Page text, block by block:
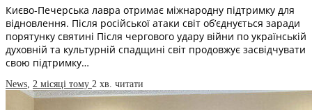
Києво-Печерська лавра отримає міжнародну підтримку для
відновлення. Після російської атаки світ об’єднується заради
порятунку святині Після чергового удару війни по українській
духовній та культурній спадщині світ продовжує засвідчувати
свою підтримку…
News 2 місяці тому 2 хв. читати